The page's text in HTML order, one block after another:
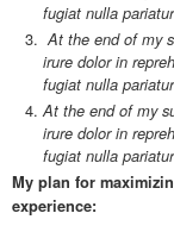
fugiat nulla pariatur
At the end of my
irure dolor in
fugiat nulla pariatur
At the end of my
irure dolor in
fugiat nulla pariatur
My plan for
experience: